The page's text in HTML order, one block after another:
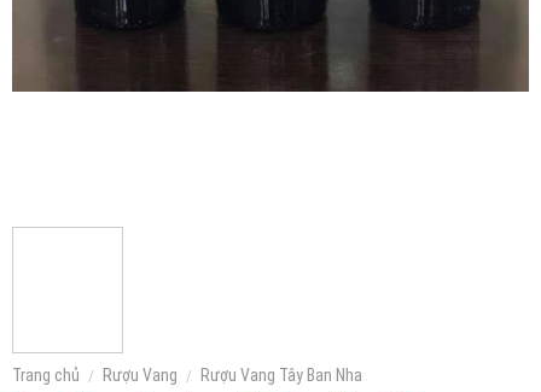
Trang chủ / Rượu Vang / Rượu Vang Tây Ban Nha